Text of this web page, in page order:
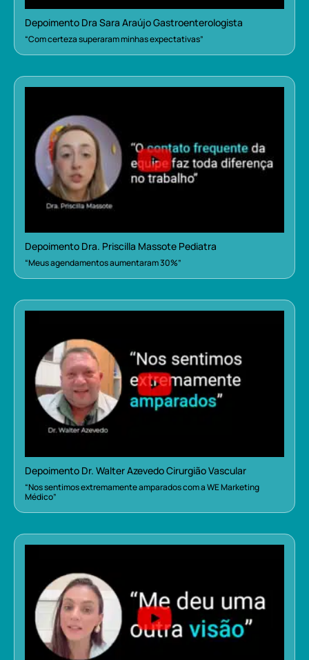
Depoimento Dra Sara Araújo Gastroenterologista
“Com certeza superaram minhas expectativas”
Depoimento Dra. Priscilla Massote Pediatra
“Meus agendamentos aumentaram 30%”
Depoimento Dr. Walter Azevedo Cirurgião Vascular
“Nos sentimos extremamente amparados com a WE Marketing
Médico”